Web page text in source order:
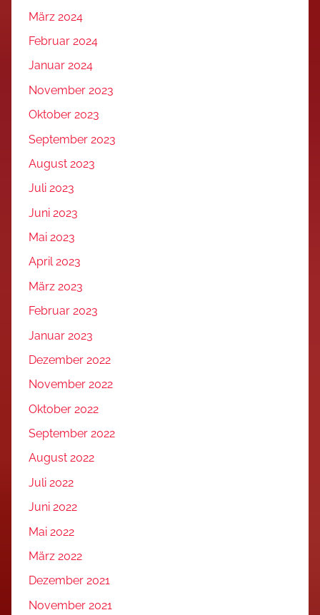
März 2024
Februar 2024
Januar 2024
November 2023
Oktober 2023
September 2023
August 2023
Juli 2023
Juni 2023
Mai 2023
April 2023
März 2023
Februar 2023
Januar 2023
Dezember 2022
November 2022
Oktober 2022
September 2022
August 2022
Juli 2022
Juni 2022
Mai 2022
März 2022
Dezember 2021
November 2021